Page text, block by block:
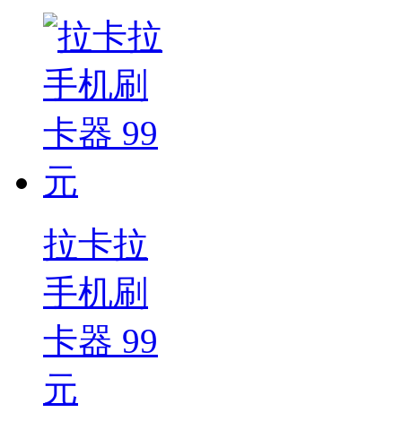
拉卡拉
手机刷
卡器 99
元